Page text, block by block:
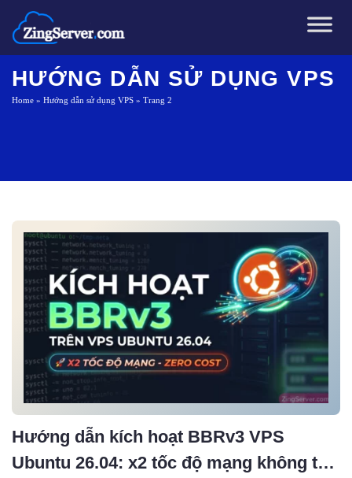
Chuyển
đến
dung
HƯỚNG DẪN SỬ DỤNG VPS
Home » Hướng dẫn sử dụng VPS » Trang 2
Hướng dẫn kích hoạt BBRv3 VPS
Ubuntu 26.04: x2 tốc độ mạng không tốn